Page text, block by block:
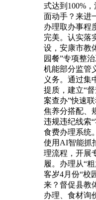
式达到100%
面动手？来进
办理取办事程
完美。认实落
设，安康市教
园餐”专项整
机能部分监管
义务。通过集
提质，建立“
案查办”快速
焦养分搭配、
违规违纪线索
食费办理系统
使用AI智能抓
理流程，开展
履。办理从“
客岁4月份“校
来？督促县教
办理、食材询